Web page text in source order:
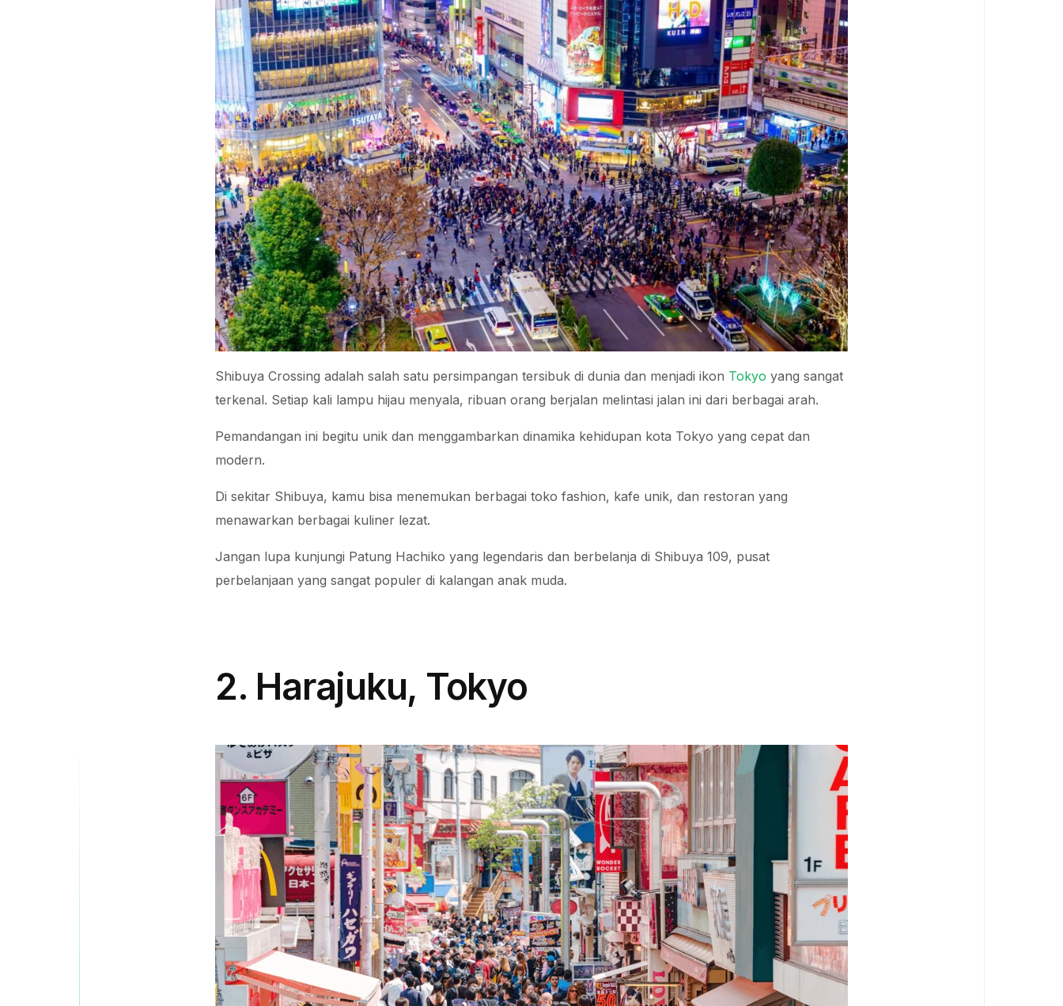
Shibuya Crossing adalah salah satu persimpangan tersibuk di dunia dan menjadi ikon Tokyo yang sangat
terkenal. Setiap kali lampu hijau menyala, ribuan orang berjalan melintasi jalan ini dari berbagai arah.
Pemandangan ini begitu unik dan menggambarkan dinamika kehidupan kota Tokyo yang cepat dan
modern.
Di sekitar Shibuya, kamu bisa menemukan berbagai toko fashion, kafe unik, dan restoran yang
menawarkan berbagai kuliner lezat.
Jangan lupa kunjungi Patung Hachiko yang legendaris dan berbelanja di Shibuya 109, pusat
perbelanjaan yang sangat populer di kalangan anak muda.
2. Harajuku, Tokyo